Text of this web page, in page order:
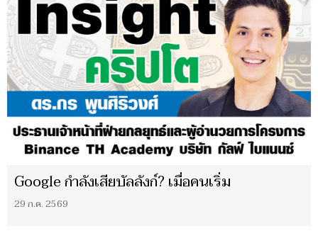
Google กำลังเสียบัลลังก์? เมื่อคนเริ่ม
29 ก.ค. 2569